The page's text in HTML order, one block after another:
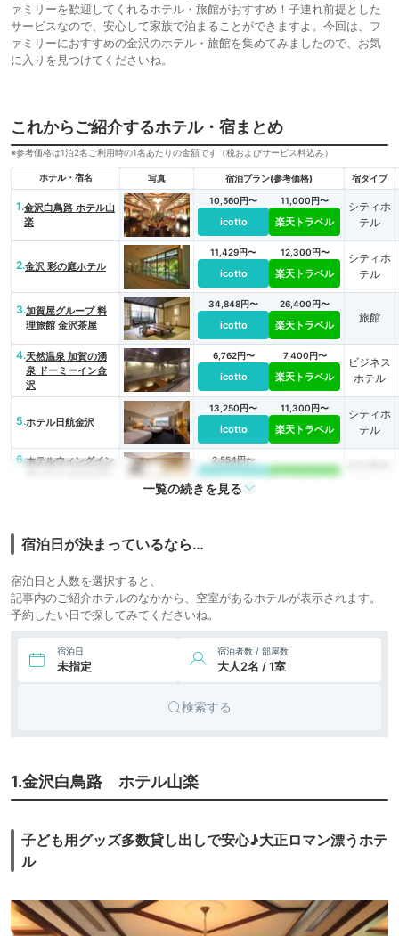
ァミリーを歓迎してくれるホテル・旅館がおすすめ！子連れ前提とした
サービスなので、安心して家族で泊まることができますよ。今回は、フ
ァミリーにおすすめの金沢のホテル・旅館を集めてみましたので、お気
に入りを見つけてくださいね。
これからご紹介するホテル・宿まとめ
※参考価格は1泊2名ご利用時の1名あたりの金額です（税およびサービス料込み）
ホテル・宿名 写真 宿泊プラン(参考価格) 宿タイプ
1.金沢白鳥路 ホテル山
楽
10,560円〜
icotto
11,000円〜
楽天トラベル
シティホ
テル
2.金沢 彩の庭ホテル
11,429円〜
icotto
12,300円〜
楽天トラベル
シティホ
テル
3.加賀屋グループ 料
理旅館 金沢茶屋
34,848円〜
icotto
26,400円〜
楽天トラベル
旅館
4.天然温泉 加賀の湧
泉 ドーミーイン金
沢
6,762円〜
icotto
7,400円〜
楽天トラベル
ビジネス
ホテル
5.ホテル日航金沢
13,250円〜
icotto
11,300円〜
楽天トラベル
シティホ
テル
6.ホテルウィングイン
2,554円〜
icotto 楽天トラベル
合会金沢共済会館）
ト金沢
9.金沢東急ホテル
icotto 楽天トラベル
テル
10.金沢国際ホテル
6,333円〜 5,100円〜
出旅館
icotto 楽天トラベル
12.金沢辰口温泉 まつ
さき
やました
icotto 楽天トラベル
旅館
一覧の続きを見る
宿泊日が決まっているなら…
宿泊日と人数を選択すると、
記事内のご紹介ホテルのなかから、空室があるホテルが表示されます。
予約したい日で探してみてくださいね。
宿泊日
未指定
宿泊者数 / 部屋数
大人2名 / 1室
検索する
1.金沢白鳥路 ホテル山楽
子ども用グッズ多数貸し出しで安心♪大正ロマン漂うホテ
ル